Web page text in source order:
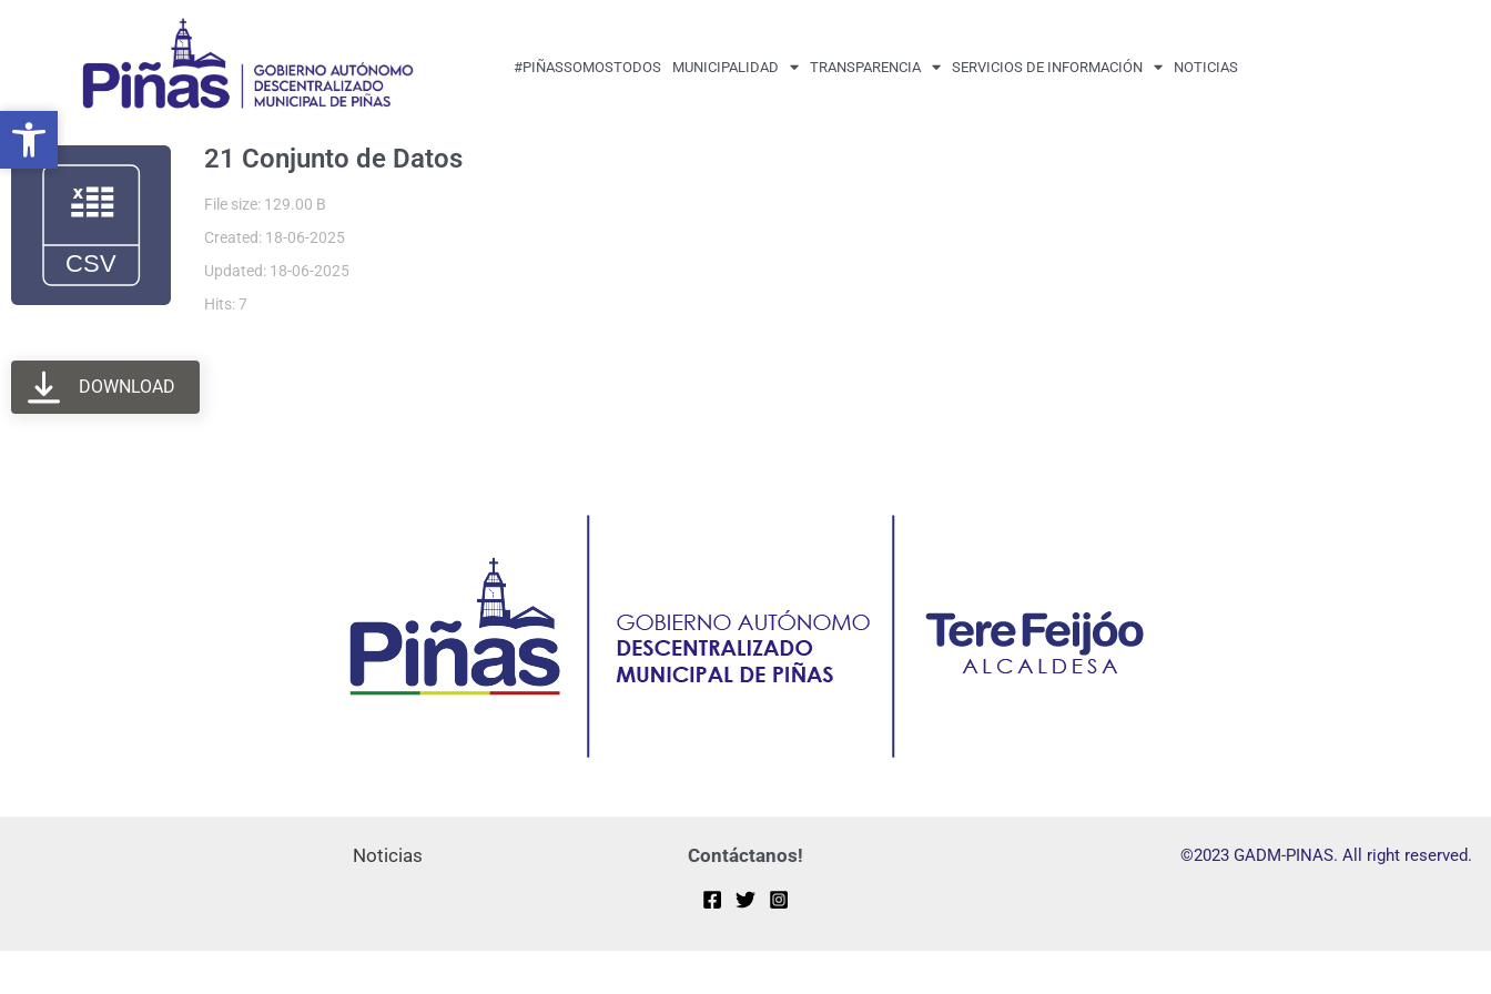
Abrir barra de herramientas
#PIÑASSOMOSTODOS MUNICIPALIDAD TRANSPARENCIA SERVICIOS DE INFORMACIÓN NOTICIAS
21 Conjunto de Datos
File size: 129.00 B
Created: 18-06-2025
Updated: 18-06-2025
Hits: 7
DOWNLOAD
Noticias Contáctanos! ©2023 GADM-PINAS. All right reserved.
Abrir barra de herramientas